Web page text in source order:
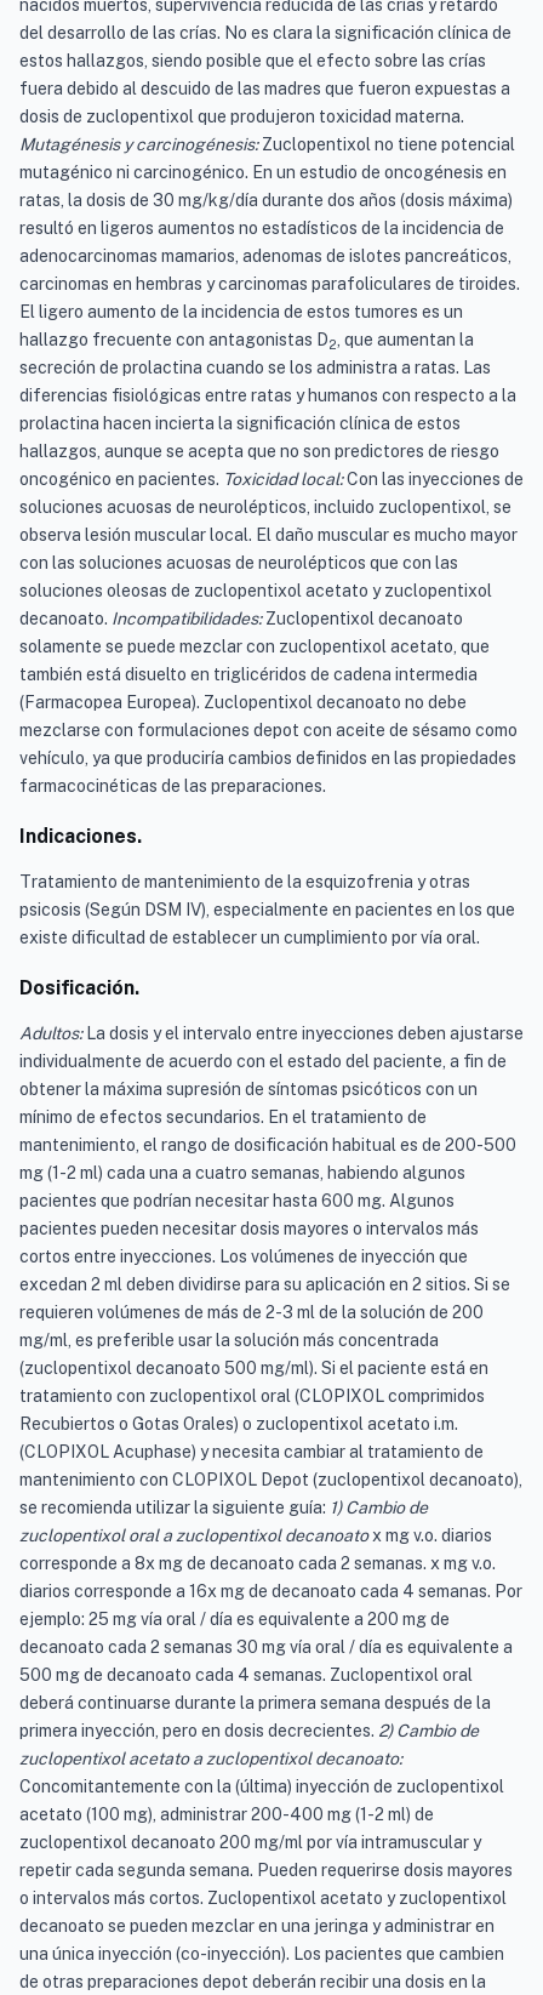
nacidos muertos, supervivencia reducida de las crías y retardo
del desarrollo de las crías. No es clara la significación clínica de
estos hallazgos, siendo posible que el efecto sobre las crías
fuera debido al descuido de las madres que fueron expuestas a
dosis de zuclopentixol que produjeron toxicidad materna.
Mutagénesis y carcinogénesis:Zuclopentixol no tiene potencial
mutagénico ni carcinogénico. En un estudio de oncogénesis en
ratas, la dosis de 30 mg/kg/día durante dos años (dosis máxima)
resultó en ligeros aumentos no estadísticos de la incidencia de
adenocarcinomas mamarios, adenomas de islotes pancreáticos,
carcinomas en hembras y carcinomas parafoliculares de tiroides.
El ligero aumento de la incidencia de estos tumores es un
hallazgo frecuente con antagonistas D2 , que aumentan la
secreción de prolactina cuando se los administra a ratas. Las
diferencias fisiológicas entre ratas y humanos con respecto a la
prolactina hacen incierta la significación clínica de estos
hallazgos, aunque se acepta que no son predictores de riesgo
oncogénico en pacientes. Toxicidad local:Con las inyecciones de
soluciones acuosas de neurolépticos, incluido zuclopentixol, se
observa lesión muscular local. El daño muscular es mucho mayor
con las soluciones acuosas de neurolépticos que con las
soluciones oleosas de zuclopentixol acetato y zuclopentixol
decanoato. Incompatibilidades:Zuclopentixol decanoato
solamente se puede mezclar con zuclopentixol acetato, que
también está disuelto en triglicéridos de cadena intermedia
(Farmacopea Europea). Zuclopentixol decanoato no debe
mezclarse con formulaciones depot con aceite de sésamo como
vehículo, ya que produciría cambios definidos en las propiedades
farmacocinéticas de las preparaciones.
Indicaciones.
Tratamiento de mantenimiento de la esquizofrenia y otras
psicosis (Según DSM IV), especialmente en pacientes en los que
existe dificultad de establecer un cumplimiento por vía oral.
Dosificación.
Adultos: La dosis y el intervalo entre inyecciones deben ajustarse
individualmente de acuerdo con el estado del paciente, a fin de
obtener la máxima supresión de síntomas psicóticos con un
mínimo de efectos secundarios. En el tratamiento de
mantenimiento, el rango de dosificación habitual es de 200-500
mg (1-2 ml) cada una a cuatro semanas, habiendo algunos
pacientes que podrían necesitar hasta 600 mg. Algunos
pacientes pueden necesitar dosis mayores o intervalos más
cortos entre inyecciones. Los volúmenes de inyección que
excedan 2 ml deben dividirse para su aplicación en 2 sitios. Si se
requieren volúmenes de más de 2-3 ml de la solución de 200
mg/ml, es preferible usar la solución más concentrada
(zuclopentixol decanoato 500 mg/ml). Si el paciente está en
tratamiento con zuclopentixol oral (CLOPIXOL comprimidos
Recubiertos o Gotas Orales) o zuclopentixol acetato i.m.
(CLOPIXOL Acuphase) y necesita cambiar al tratamiento de
mantenimiento con CLOPIXOL Depot (zuclopentixol decanoato),
se recomienda utilizar la siguiente guía: 1) Cambio de
zuclopentixol oral a zuclopentixol decanoatox mg v.o. diarios
corresponde a 8x mg de decanoato cada 2 semanas. x mg v.o.
diarios corresponde a 16x mg de decanoato cada 4 semanas. Por
ejemplo: 25 mg vía oral / día es equivalente a 200 mg de
decanoato cada 2 semanas 30 mg vía oral / día es equivalente a
500 mg de decanoato cada 4 semanas. Zuclopentixol oral
deberá continuarse durante la primera semana después de la
primera inyección, pero en dosis decrecientes. 2) Cambio de
zuclopentixol acetato a zuclopentixol decanoato:
Concomitantemente con la (última) inyección de zuclopentixol
acetato (100 mg), administrar 200-400 mg (1-2 ml) de
zuclopentixol decanoato 200 mg/ml por vía intramuscular y
repetir cada segunda semana. Pueden requerirse dosis mayores
o intervalos más cortos. Zuclopentixol acetato y zuclopentixol
decanoato se pueden mezclar en una jeringa y administrar en
una única inyección (co-inyección). Los pacientes que cambien
de otras preparaciones depot deberán recibir una dosis en la